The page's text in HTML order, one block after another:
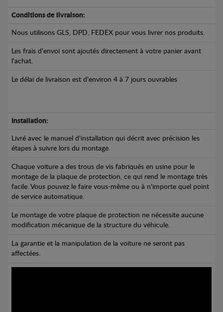
Conditions de livraison:
Nous utilisons GLS, DPD, FEDEX pour vous livrer nos produits.
Les frais d'envoi sont ajoutés directement à votre panier avant
l'achat.
Le délai de livraison est d'environ 4 à 7 jours ouvrables
Installation:
Livré avec le manuel d'installation qui décrit avec précision les
étapes à suivre lors du montage.
Chaque voiture a des trous de vis fabriqués en usine pour le
montage de la plaque de protection, ce qui rend le montage très
facile. Vous pouvez le faire vous-même ou à n'importe quel point
de service automatique.
Le montage de votre plaque de protection ne nécessite aucune
modification mécanique de la structure du véhicule.
La garantie et la manipulation de la voiture ne seront pas
affectées.